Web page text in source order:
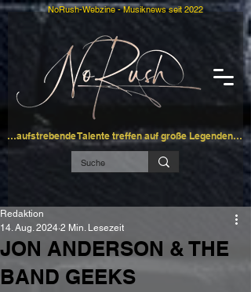
…aufstrebende Talente treffen auf große Legenden…
NoRush-Webzine - Musiknews seit 2022
JON ANDERSON & THE
BAND GEEKS
Redaktion
14. Aug. 2024 2 Min. Lesezeit